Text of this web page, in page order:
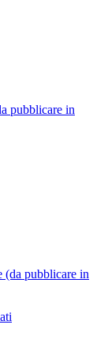
pubblicare in
(da pubblicare in